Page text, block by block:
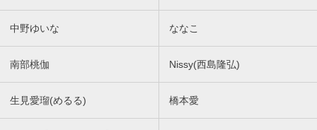
中野ゆいな ななこ
南部桃伽 Nissy(西島隆弘)
生見愛瑠(めるる) 橋本愛